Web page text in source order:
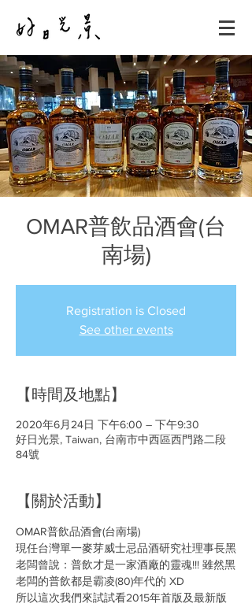
OMAR普飲品酒會(台
南場)
Registration is Closed
See other events
【時間及地點】
2020年6月24日 下午6:00 – 下午9:30
好日光景, Taiwan, 台南市中西區西門路二段
84號
【關於活動】
OMAR普飲品酒會(台南場)
現任台灣單一麥芽威士忌品酒研究社理事長黑
老闆曾說：普飲才是一家酒廠的靈魂!!! 雖然黑
老闆的普飲都是霸凌(80)年代的 XD
所以這次我們來試試看2015年首版及最新版